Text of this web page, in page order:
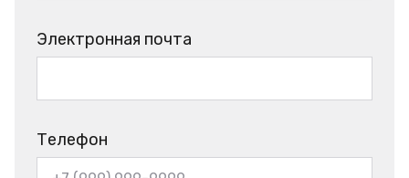
Электронная почта
Телефон